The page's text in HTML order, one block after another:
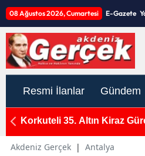
08 Ağustos 2026, Cumartesi E-Gazete
Resmi İlanlar Gündem
Korkuteli 35. Altın Kiraz
Akdeniz Gerçek | Antalya